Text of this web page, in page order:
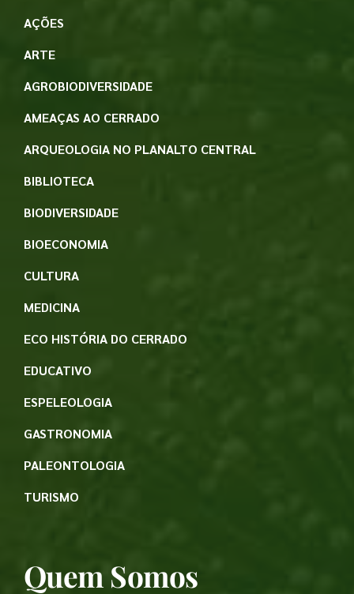
AÇÕES
ARTE
AGROBIODIVERSIDADE
AMEAÇAS AO CERRADO
ARQUEOLOGIA NO PLANALTO CENTRAL
BIBLIOTECA
BIODIVERSIDADE
BIOECONOMIA
CULTURA
MEDICINA
ECO HISTÓRIA DO CERRADO
EDUCATIVO
ESPELEOLOGIA
GASTRONOMIA
PALEONTOLOGIA
TURISMO
Quem Somos